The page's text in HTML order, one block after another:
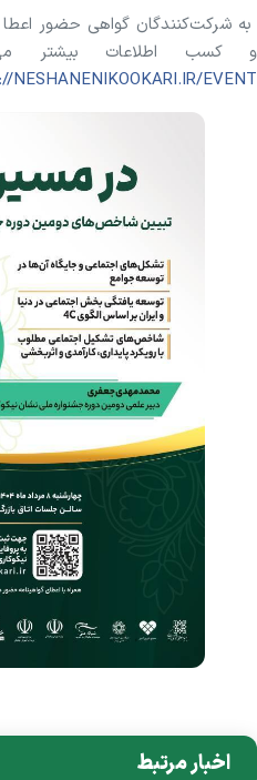
به شرکت‌کنندگان گواهی حضور
و کسب اطلاعات بیشتر
NESHANENIKOOKARI.IR/EVENT/
اخبار مرتبط